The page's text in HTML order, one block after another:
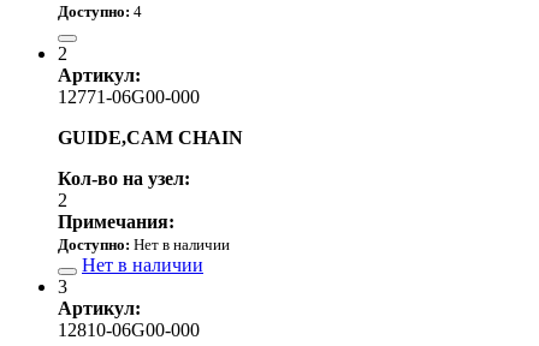
Доступно: 4
2
Артикул:
12771-06G00-000
GUIDE,CAM CHAIN
Кол-во на узел:
2
Примечания:
Доступно: Нет в наличии
Нет в наличии
3
Артикул:
12810-06G00-000